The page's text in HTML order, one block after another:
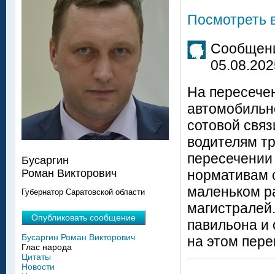
Посмотреть
На
сотовой
водителям
нормативам
маленьком
павильона и
на этом
Бусаргин
Роман Викторович
Губернатор Саратовской области
Опубликовать сообщение
Бусаргин Роман Викторович
Глас народа
Цитаты
Новости